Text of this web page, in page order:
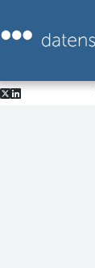
springen